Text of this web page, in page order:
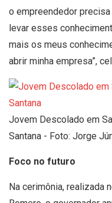
o empreendedor
levar esses
mais os meus
abrir minha empresa”,
Jovem Descolado em
Santana - Foto: Jorge
Foco no futuro
Na cerimônia, realizada